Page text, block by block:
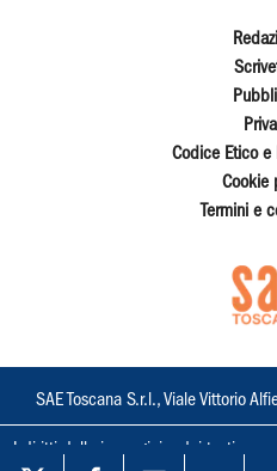
Codice Etico
Cookie
Termini e
SAE Toscana S.r.l., Viale Vittorio
I diritti delle immagini e dei testi sono